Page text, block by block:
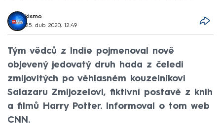
kismo
25. dub 2020, 12:49
Tým vědců z Indie pojmenoval nově
objevený jedovatý druh hada z čeledi
zmijovitých po věhlasném kouzelníkovi
Salazaru Zmijozelovi, fiktivní postavě z knih
a filmů Harry Potter. Informoval o tom web
CNN.